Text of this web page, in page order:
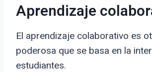
Aprendizaje
El aprendizaje colaborativo es
poderosa que se basa en la
estudiantes.